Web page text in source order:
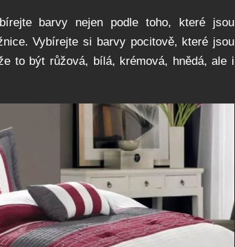
barvy nejen podle toho, které jsou
Vybírejte si barvy pocitově, které jsou
to být růžová, bílá, krémová, hnědá, ale i